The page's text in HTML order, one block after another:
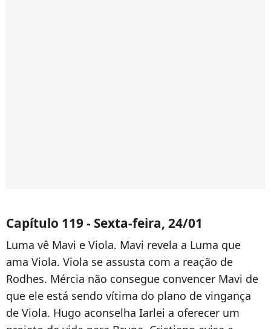
Capítulo 119 - Sexta-feira, 24/01
Luma vê Mavi e Viola. Mavi revela a Luma que
ama Viola. Viola se assusta com a reação de
Rodhes. Mércia não consegue convencer Mavi de
que ele está sendo vítima do plano de vingança
de Viola. Hugo aconselha Iarlei a oferecer um